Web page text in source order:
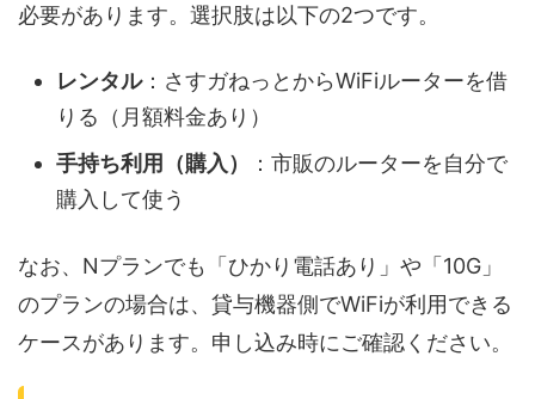
必要があります。選択肢は以下の2つです。
レンタル：さすガねっとからWiFiルーターを借
りる（月額料金あり）
手持ち利用（購入）
：市販のルーターを自分で
購入して使う
なお、Nプランでも「ひかり電話あり」や「10G」
のプランの場合は、貸与機器側でWiFiが利用できる
ケースがあります。申し込み時にご確認ください。